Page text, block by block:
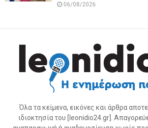
06/08/2026
Όλα τα κείμενα, εικόνες και άρθρα
ιδιοκτησία του [leonidio24.gr].